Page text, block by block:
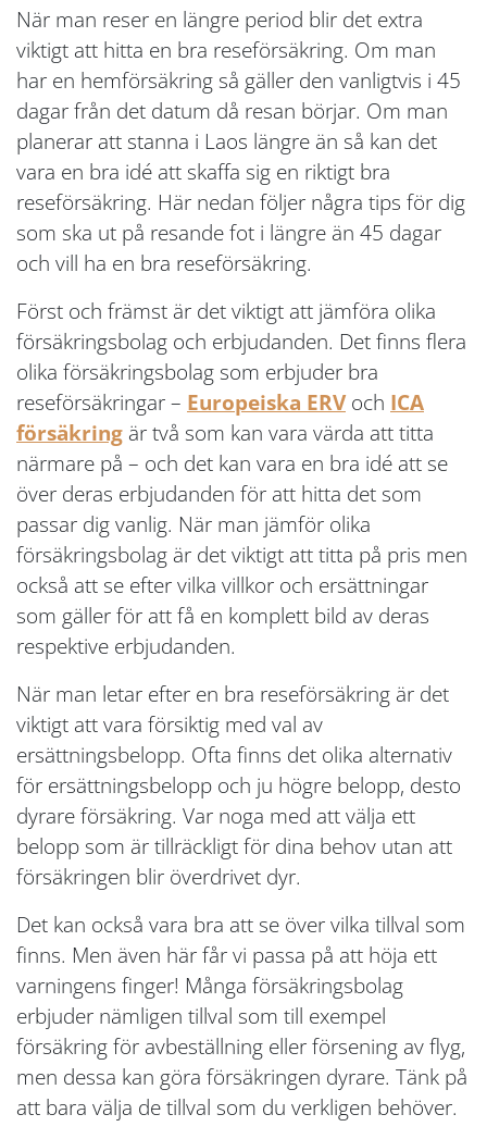
När man reser en längre period blir det extra
viktigt att hitta en bra reseförsäkring. Om man
har en hemförsäkring så gäller den vanligtvis i 45
dagar från det datum då resan börjar. Om man
planerar att stanna i Laos längre än så kan det
vara en bra idé att skaffa sig en riktigt bra
reseförsäkring. Här nedan följer några tips för dig
som ska ut på resande fot i längre än 45 dagar
och vill ha en bra reseförsäkring.
Först och främst är det viktigt att jämföra olika
försäkringsbolag och erbjudanden. Det finns flera
olika försäkringsbolag som erbjuder bra
reseförsäkringar – Europeiska ERVoch ICA
försäkring är två som kan vara värda att titta
närmare på – och det kan vara en bra idé att se
över deras erbjudanden för att hitta det som
passar dig vanlig. När man jämför olika
försäkringsbolag är det viktigt att titta på pris men
också att se efter vilka villkor och ersättningar
som gäller för att få en komplett bild av deras
respektive erbjudanden.
När man letar efter en bra reseförsäkring är det
viktigt att vara försiktig med val av
ersättningsbelopp. Ofta finns det olika alternativ
för ersättningsbelopp och ju högre belopp, desto
dyrare försäkring. Var noga med att välja ett
belopp som är tillräckligt för dina behov utan att
försäkringen blir överdrivet dyr.
Det kan också vara bra att se över vilka tillval som
finns. Men även här får vi passa på att höja ett
varningens finger! Många försäkringsbolag
erbjuder nämligen tillval som till exempel
försäkring för avbeställning eller försening av flyg,
men dessa kan göra försäkringen dyrare. Tänk på
att bara välja de tillval som du verkligen behöver.